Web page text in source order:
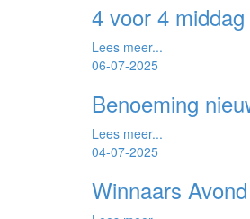
4 voor 4 middag
Lees meer...
06-07-2025
Benoeming
Lees meer...
04-07-2025
Winnaars